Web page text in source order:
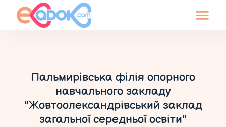
Пальмирівська філія опорного
навчального закладу
"Жовтоолександрівський заклад
загальної середньої освіти"